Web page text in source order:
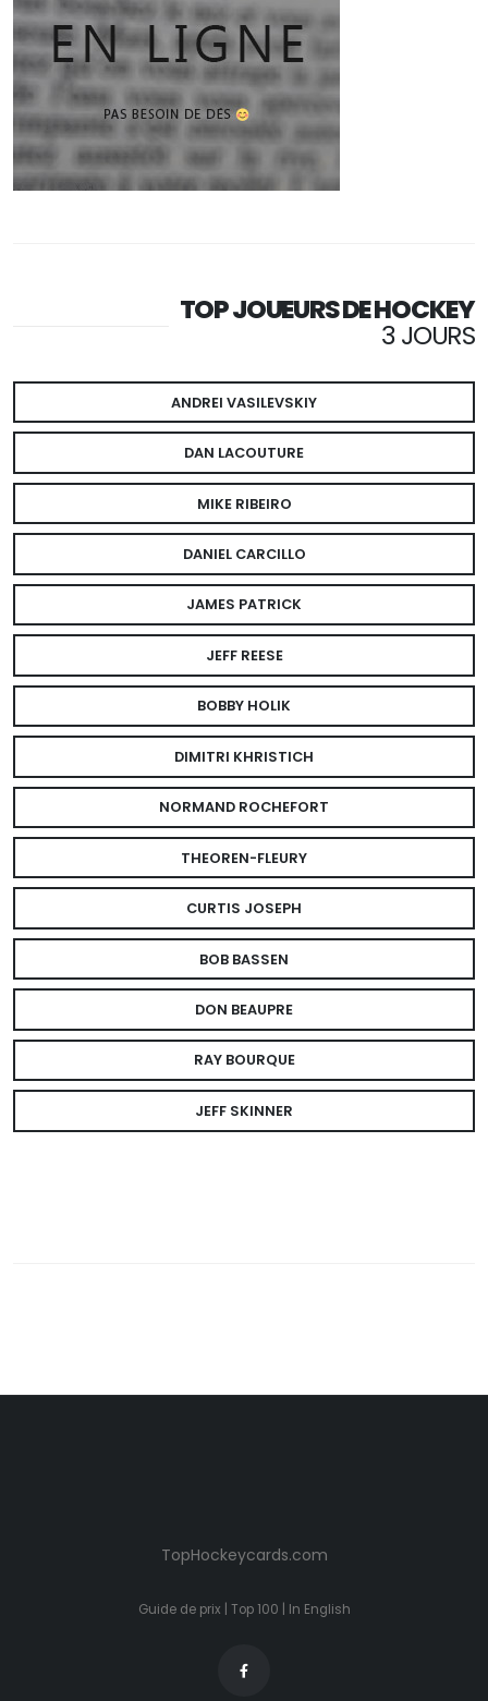
TOP JOUEURS DE HOCKEY
3 JOURS
ANDREI VASILEVSKIY
DAN LACOUTURE
MIKE RIBEIRO
DANIEL CARCILLO
JAMES PATRICK
JEFF REESE
BOBBY HOLIK
DIMITRI KHRISTICH
NORMAND ROCHEFORT
THEOREN-FLEURY
CURTIS JOSEPH
BOB BASSEN
DON BEAUPRE
RAY BOURQUE
JEFF SKINNER
TopHockeycards.com
Guide de prix | Top 100 | In English